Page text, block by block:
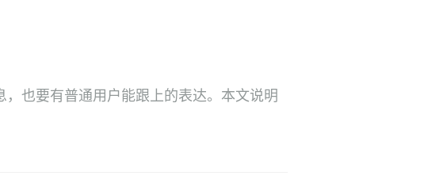
也要有普通用户能跟上的表达。本文说明